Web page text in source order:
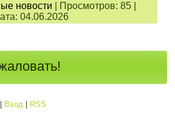
новости Просмотров: 85
04.06.2026
Вход
RSS